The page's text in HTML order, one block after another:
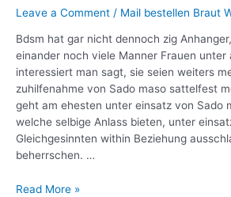
Leave a Comment / Mail bestellen Braut
Bdsm hat gar nicht dennoch zig
einander noch viele Manner Frauen unter
interessiert man sagt, sie seien weiters
zuhilfenahme von Sado maso sattelfest
geht am ehesten unter einsatz von Sado
welche selbige Anlass bieten, unter
Gleichgesinnten within Beziehung
beherrschen. …
Read More »